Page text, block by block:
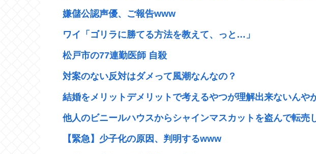
嫌儲公認声優、ご報告www
ワイ「ゴリラに勝てる方法を教えて、っと…」
松戸市の77連勤医師 自殺
対案のない反対はダメって風潮なんなの？
結婚をメリットデメリットで考えるやつが理解出来ないんや
他人のビニールハウスからシャインマスカットを盗んで転売
【緊急】少子化の原因、判明するwww